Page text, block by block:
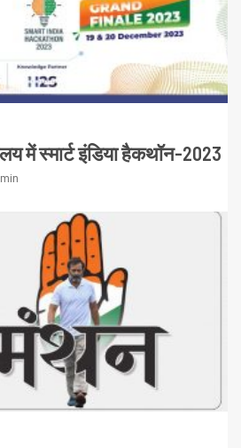
में स्मार्ट इंडिया हैकथॉन-2023